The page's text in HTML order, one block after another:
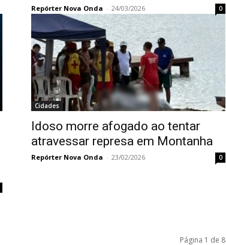
Repórter Nova Onda - 24/03/2026 0
Cidades
Idoso morre afogado ao tentar
atravessar represa em Montanha
Repórter Nova Onda - 23/02/2026 0
Página 1 de 8